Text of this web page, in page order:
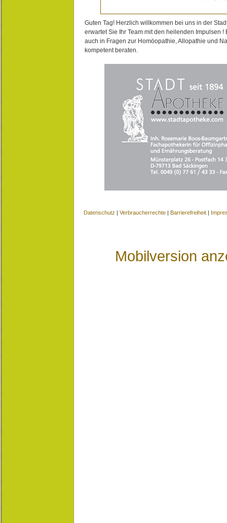
Guten Tag! Herzlich willkommen bei uns in der
erwartet Sie Ihr Team mit den heilenden Impulsen !
auch in Fragen zur Homöopathie, Allopathie und
kompetent beraten.
Datenschutz | Verbraucherrechte | Barrierefreiheit |
Mobilversion